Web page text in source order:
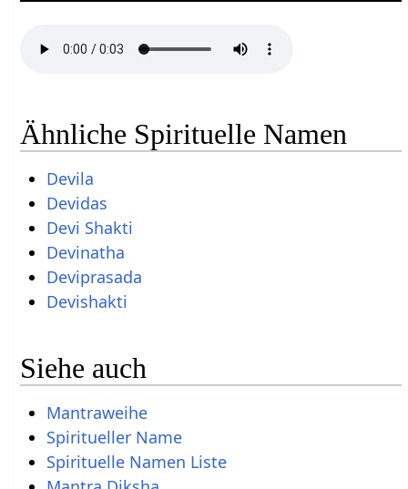
Ähnliche Spirituelle Namen
Devila
Devidas
Devi Shakti
Devinatha
Deviprasada
Devishakti
Siehe auch
Mantraweihe
Spiritueller Name
Spirituelle Namen Liste